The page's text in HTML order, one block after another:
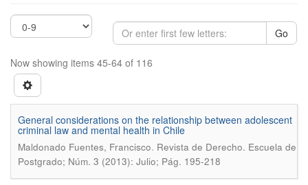
Go
Now showing items 45-64 of 116
General considerations on the relationship between adolescent
criminal law and mental health in Chile
Maldonado Fuentes, Francisco. Revista de Derecho. Escuela de
Postgrado; Núm. 3 (2013): Julio; Pág. 195-218